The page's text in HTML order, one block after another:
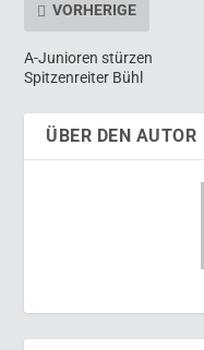
VORHERIGE
A-Junioren stürzen
Spitzenreiter Bühl
ÜBER DEN AUTOR